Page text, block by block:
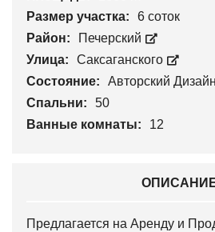
Размер участка:
6 соток
Район:
Печерский
Улица:
Саксаганского
Состояние:
Авторский Дизайн
Спальни:
50
Ванные комнаты:
12
Предлагается на Аренду и